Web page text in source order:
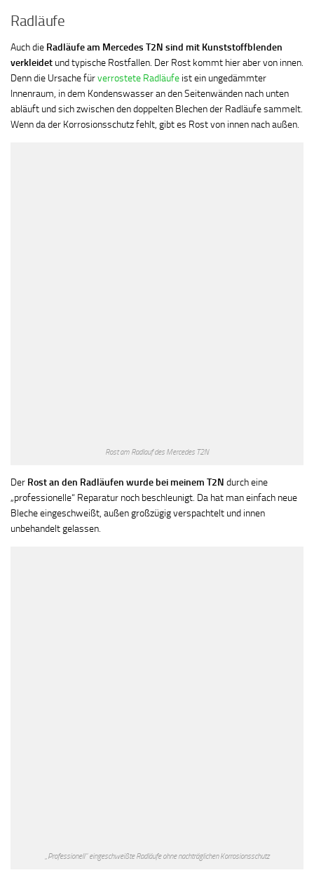
Radläufe
Auch die Radläufe am Mercedes T2N sind mit Kunststoffblenden
verkleidet und typische Rostfallen. Der Rost kommt hier aber von innen.
Denn die Ursache fürverrostete Radläufe ist ein ungedämmter
Innenraum, in dem Kondenswasser an den Seitenwänden nach unten
abläuft und sich zwischen den doppelten Blechen der Radläufe sammelt.
Wenn da der Korrosionsschutz fehlt, gibt es Rost von innen nach außen.
Rost am Radlauf des Mercedes T2N
Der Rost an den Radläufen wurde bei meinem T2N durch eine
„professionelle“ Reparatur noch beschleunigt. Da hat man einfach neue
Bleche eingeschweißt, außen großzügig verspachtelt und innen
unbehandelt gelassen.
„Professionell“ eingeschweißte Radläufe ohne nachträglichen Korrosionsschutz